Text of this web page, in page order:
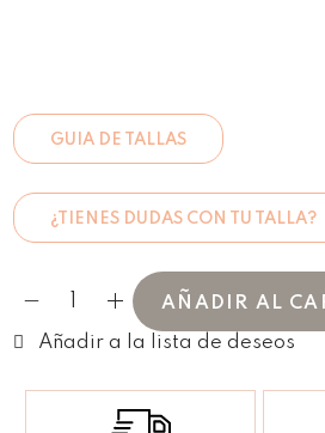
GUIA DE TALLAS
¿TIENES DUDAS CON TU TALLA?
AÑADIR AL